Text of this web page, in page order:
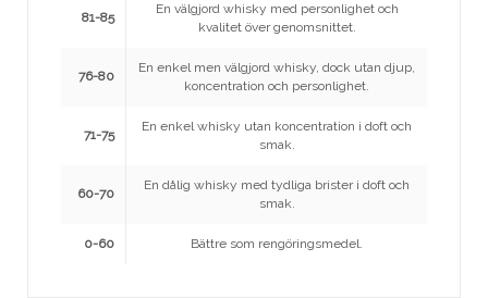
81-85
En välgjord whisky med personlighet och
kvalitet över genomsnittet.
76-80
En enkel men välgjord whisky, dock utan djup,
koncentration och personlighet.
71-75
En enkel whisky utan koncentration i doft och
smak.
60-70
En dålig whisky med tydliga brister i doft och
smak.
0-60 Bättre som rengöringsmedel.